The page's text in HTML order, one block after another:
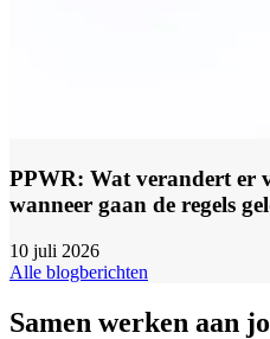
PPWR: Wat verandert er
wanneer gaan de regels
10 juli 2026
Alle blogberichten
Samen werken aan